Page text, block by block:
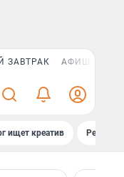
ЗАВТРАК АФИША PLUS
ищет креатив